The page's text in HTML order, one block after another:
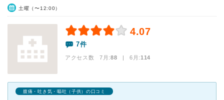
土曜（〜12:00）
4.07
7件
アクセス数 7月:88 | 6月:114
腹痛・吐き気・嘔吐（子供）の口コミ